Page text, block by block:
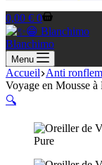
Panier
d’achat
0,00 € 0
Blanchimo
Menu
Accueil Anti
Voyage en Mousse
🔍